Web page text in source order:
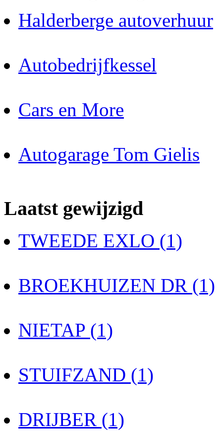
Halderberge autoverhuur
Autobedrijfkessel
Cars en More
Autogarage Tom Gielis
Laatst gewijzigd
TWEEDE EXLO (1)
BROEKHUIZEN DR (1)
NIETAP (1)
STUIFZAND (1)
DRIJBER (1)